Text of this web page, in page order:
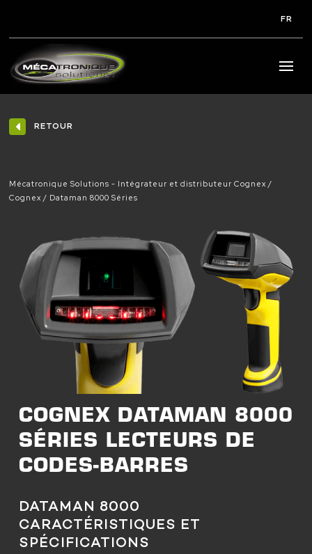
FR
RETOUR
Mécatronique Solutions - Intégrateur et distributeur Cognex
Cognex
Dataman 8000 Séries
DATAMAN 8000
CARACTÉRISTIQUES ET
SPÉCIFICATIONS
COGNEX DATAMAN 8000
SÉRIES LECTEURS DE
CODES-BARRES